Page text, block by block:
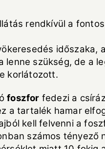
rendkívül a
időszaka,
lenne szükség, de a
korlátozott.
foszfor fedezi a
a tartalék hamar
kell felvenni a
számos tényező